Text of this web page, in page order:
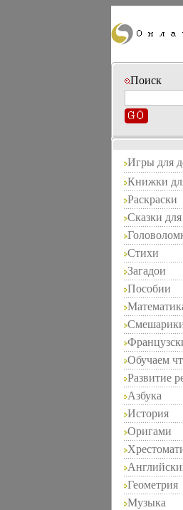
Поиск
Игры для
Книжки
Раскраски
Сказки для
Стихи
Загадои
Пособии
Обучаем
Развитие
Азбука
История
Оригами
Геометрия
Музыка